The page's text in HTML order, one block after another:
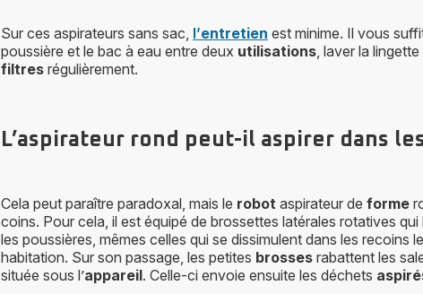
Sur ces aspirateurs sans sac, l’entretien est minime. Il vous
poussière et le bac à eau entre deux utilisations, laver la
filtres régulièrement.
L’aspirateur rond peut-il aspirer dans
Cela peut paraître paradoxal, mais le robot aspirateur de forme
coins. Pour cela, il est équipé de brossettes latérales rotatives qui
les poussières, mêmes celles qui se dissimulent dans les recoins
habitation. Sur son passage, les petites brosses rabattent les
située sous l’appareil. Celle-ci envoie ensuite les déchets